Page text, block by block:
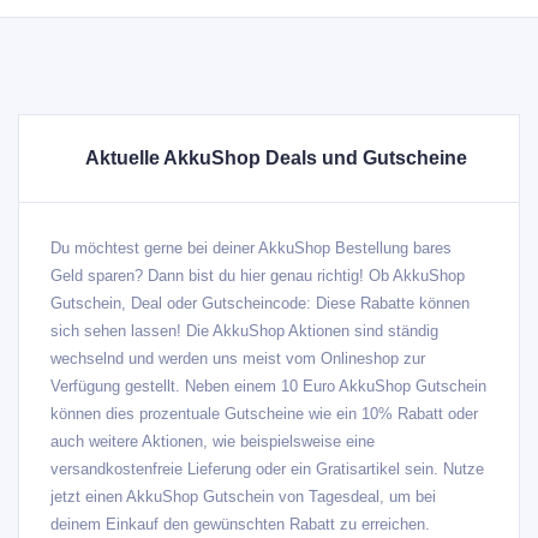
Geld sparen? Dann bist du hier genau richtig! Ob AkkuShop
Gutschein, Deal oder Gutscheincode: Diese Rabatte können
sich sehen lassen! Die AkkuShop Aktionen sind ständig
wechselnd und werden uns meist vom Onlineshop zur
Verfügung gestellt. Neben einem 10 Euro AkkuShop Gutschein
können dies prozentuale Gutscheine wie ein 10% Rabatt oder
auch weitere Aktionen, wie beispielsweise eine
versandkostenfreie Lieferung oder ein Gratisartikel sein. Nutze
jetzt einen AkkuShop Gutschein von Tagesdeal, um bei
deinem Einkauf den gewünschten Rabatt zu erreichen.